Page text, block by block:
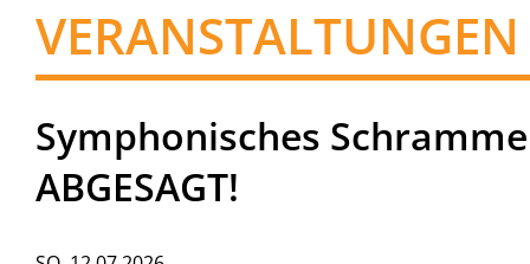
VERANSTALTUNGEN
Symphonisches
ABGESAGT!